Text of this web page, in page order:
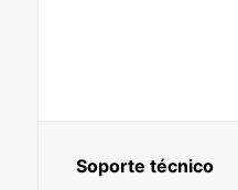
Soporte técnico